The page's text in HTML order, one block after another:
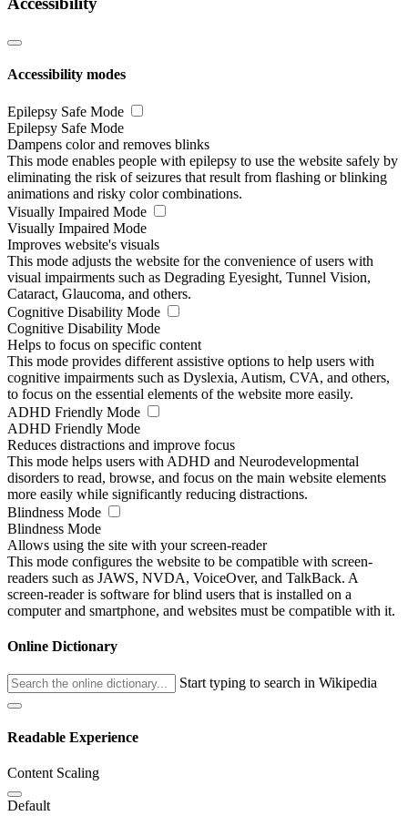
Accessibility modes
Epilepsy Safe Mode
Epilepsy Safe Mode
Dampens color and removes blinks
This mode enables people with epilepsy to use the website safely by
eliminating the risk of seizures that result from flashing or blinking
animations and risky color combinations.
Visually Impaired Mode
Visually Impaired Mode
Improves website's visuals
This mode adjusts the website for the convenience of users with
visual impairments such as Degrading Eyesight, Tunnel Vision,
Cataract, Glaucoma, and others.
Cognitive Disability Mode
Cognitive Disability Mode
Helps to focus on specific content
This mode provides different assistive options to help users with
cognitive impairments such as Dyslexia, Autism, CVA, and others,
to focus on the essential elements of the website more easily.
ADHD Friendly Mode
ADHD Friendly Mode
Reduces distractions and improve focus
This mode helps users with ADHD and Neurodevelopmental
disorders to read, browse, and focus on the main website elements
more easily while significantly reducing distractions.
Blindness Mode
Blindness Mode
Allows using the site with your screen-reader
This mode configures the website to be compatible with screen-
readers such as JAWS, NVDA, VoiceOver, and TalkBack. A
screen-reader is software for blind users that is installed on a
computer and smartphone, and websites must be compatible with it.
Online Dictionary
Start typing to search in Wikipedia
Readable Experience
Content Scaling
Default